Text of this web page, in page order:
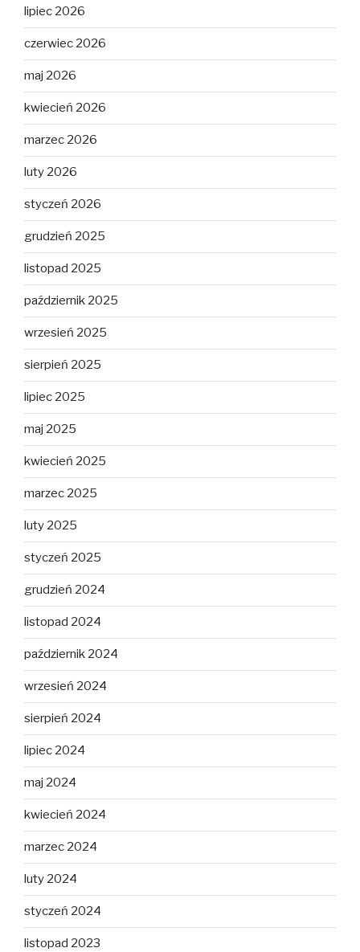
lipiec 2026
czerwiec 2026
maj 2026
kwiecień 2026
marzec 2026
luty 2026
styczeń 2026
grudzień 2025
listopad 2025
październik 2025
wrzesień 2025
sierpień 2025
lipiec 2025
maj 2025
kwiecień 2025
marzec 2025
luty 2025
styczeń 2025
grudzień 2024
listopad 2024
październik 2024
wrzesień 2024
sierpień 2024
lipiec 2024
maj 2024
kwiecień 2024
marzec 2024
luty 2024
styczeń 2024
listopad 2023